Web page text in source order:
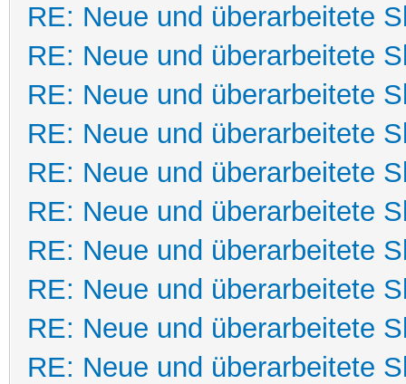
RE: Neue und überarbeitete
RE: Neue und überarbeitete
RE: Neue und überarbeitete
RE: Neue und überarbeitete
RE: Neue und überarbeitete
RE: Neue und überarbeitete
RE: Neue und überarbeitete
RE: Neue und überarbeitete
RE: Neue und überarbeitete
RE: Neue und überarbeitete